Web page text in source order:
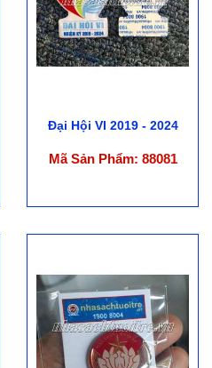
Đại Hội VI 2019 - 2024
Mã Sản Phẩm: 88081